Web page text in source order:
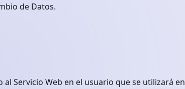
de Datos.
Servicio Web en el usuario que se utilizará en